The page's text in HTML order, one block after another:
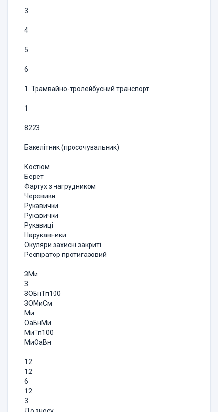
3
4
5
6
1. Трамвайно-тролейбусний транспорт
1
8223
Бакелітник (просочувальник)
Костюм
Берет
Фартух з нагрудником
Черевики
Рукавички
Рукавички
Рукавиці
Нарукавники
Окуляри захисні закриті
Респіратор протигазовий
ЗМи
З
ЗОВнТп100
ЗОМиСм
Ми
ОаВнМи
МиТп100
МиОаВн
12
12
6
12
3